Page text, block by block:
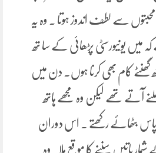
سے لطف اندوز ہوتا ۔ وہ یہ
یونیورسٹی پڑھائی کے سا تھ
گھنٹے کام بھی کرنا ہوں۔ دن میں
آتے تھے لیکن وہ مجھے ہاتھ
بٹھائے رکھتے ۔ اس دوران
باتیں سننے کا موقع ملا۔وہ